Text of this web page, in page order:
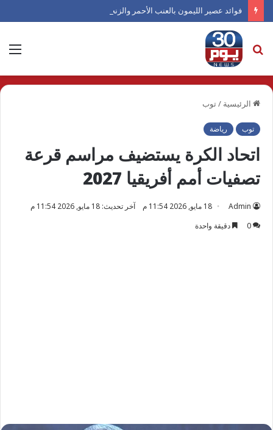
فوائد عصير الليمون بالعنب الأحمر والزنجبيل صيفًا
بحث
عن
الرئيسية /توب
توب رياضة
اتحاد الكرة يستضيف مراسم قرعة
تصفيات أمم أفريقيا 2027
Admin 18 مايو, 2026 11:54 م
آخر تحديث: 18 مايو, 2026 11:54 م
0
دقيقة واحدة